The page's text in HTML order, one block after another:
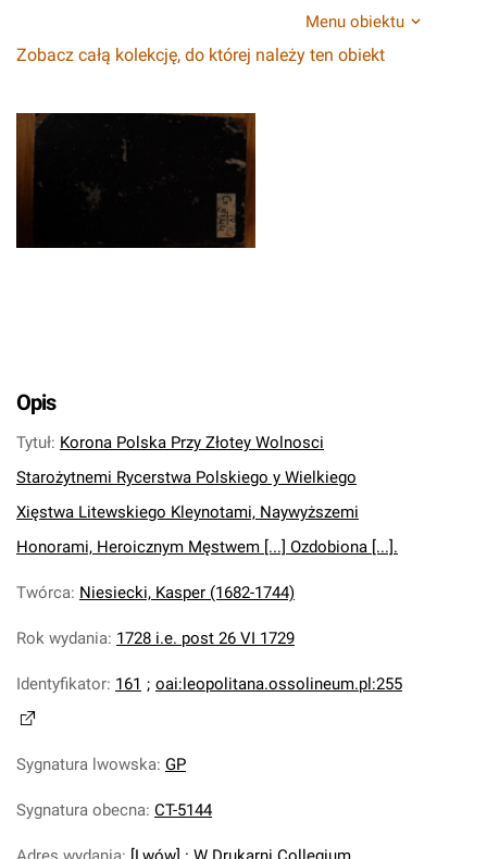
Menu obiektu
Zobacz całą kolekcję, do której należy ten obiekt
Opis
Tytuł: Korona Polska Przy Złotey Wolnosci
Starożytnemi Rycerstwa Polskiego y Wielkiego
Xięstwa Litewskiego Kleynotami, Naywyższemi
Honorami, Heroicznym Męstwem [...] Ozdobiona [...].
Twórca: Niesiecki, Kasper (1682-1744)
Rok wydania: 1728 i.e. post 26 VI 1729
Identyfikator: 161 ; oai:leopolitana.ossolineum.pl:255
Sygnatura lwowska: GP
Sygnatura obecna: CT-5144